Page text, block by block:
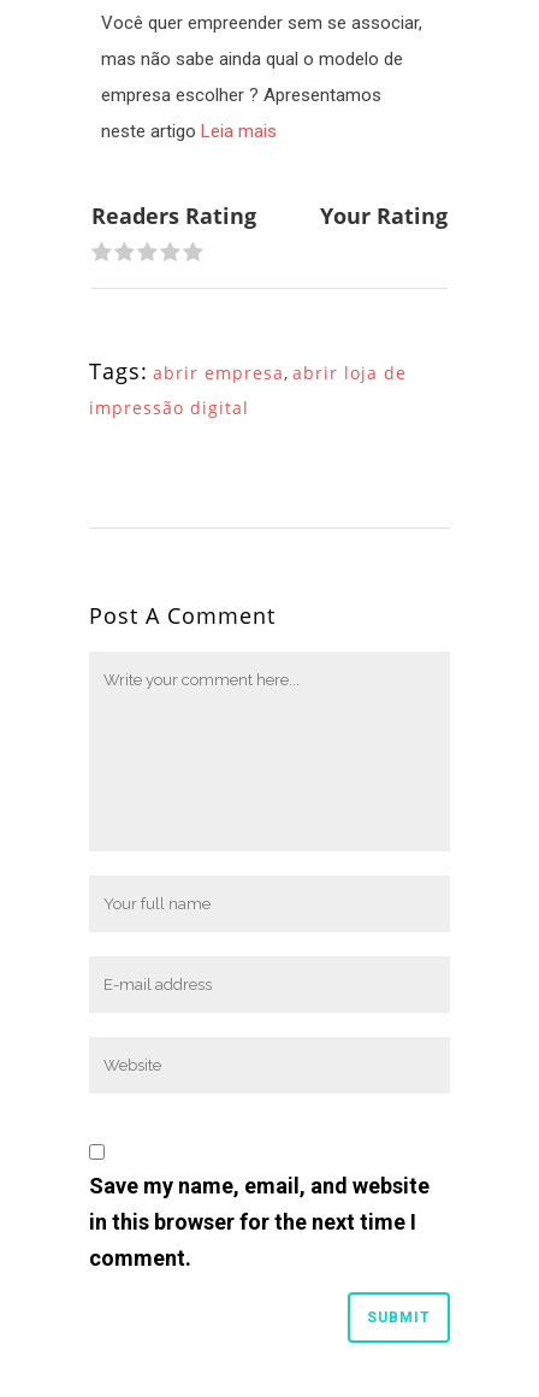
Você quer empreender sem se associar,
mas não sabe ainda qual o modelo de
empresa escolher ? Apresentamos
neste artigo Leia mais
Readers Rating
No Rating Yet!
Your Rating
Tags: abrir empresa, abrir loja de
impressão digital
Post A Comment
Save my name, email, and website
in this browser for the next time I
comment.